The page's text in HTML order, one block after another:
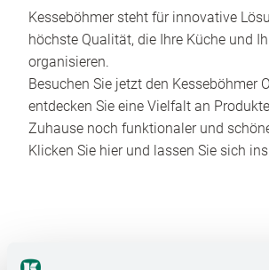
Kesseböhmer steht für innovative
höchste Qualität, die Ihre Küche und
organisieren.
Besuchen Sie jetzt den Kesseböhmer
entdecken Sie eine Vielfalt an
Zuhause noch funktionaler und
Klicken Sie hier und lassen Sie sich